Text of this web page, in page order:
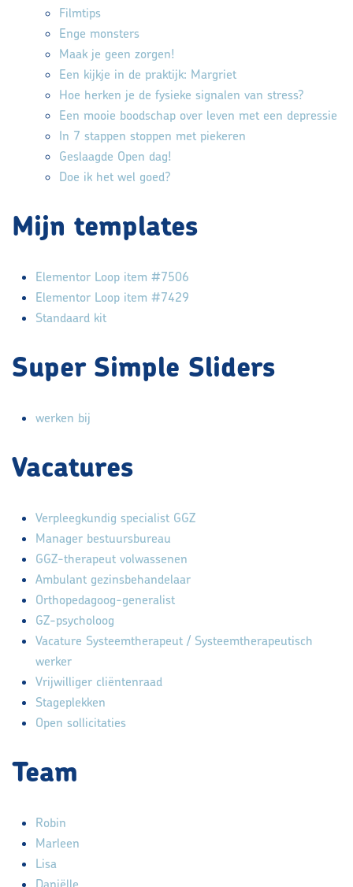
Filmtips
Enge monsters
Maak je geen zorgen!
Een kijkje in de praktijk: Margriet
Hoe herken je de fysieke signalen van stress?
Een mooie boodschap over leven met een depressie
In 7 stappen stoppen met piekeren
Geslaagde Open dag!
Doe ik het wel goed?
Mijn templates
Elementor Loop item #7506
Elementor Loop item #7429
Standaard kit
Super Simple Sliders
werken bij
Vacatures
Verpleegkundig specialist GGZ
Manager bestuursbureau
GGZ-therapeut volwassenen
Ambulant gezinsbehandelaar
Orthopedagoog-generalist
GZ-psycholoog
Vacature Systeemtherapeut / Systeemtherapeutisch
werker
Vrijwilliger cliëntenraad
Stageplekken
Open sollicitaties
Team
Robin
Marleen
Lisa